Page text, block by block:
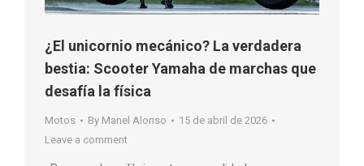
¿El unicornio mecánico? La verdadera
bestia: Scooter Yamaha de marchas que
desafía la física
Motos By Manel Alonso
15 de abril de 2026
Leave a comment